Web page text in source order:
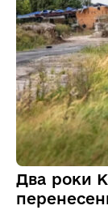
Два роки